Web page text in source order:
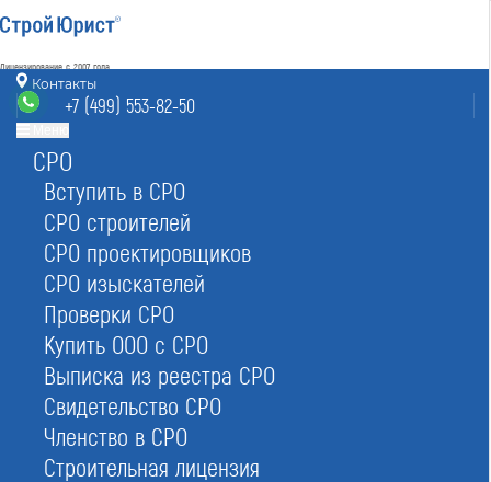
Лицензирование с 2007 года
4.93
Наш рейтинг
80отзывов
8 (800) 700-15-25
без выходных 7:00-20:00
+7 (499) 553-82-50
Москва, ст. м.«Баррикадная»,
ул. Большая Грузинская 12, строение 2, офис 9
Контакты
+7 (499) 553-82-50
СРО
Вступить в СРО
СРО строителей
СРО проектировщиков
СРО изыскателей
Проверки СРО
Купить ООО с СРО
Выписка из реестра СРО
Свидетельство СРО
Членство в СРО
Строительная лицензия
Главная Реестр СРО Строителей